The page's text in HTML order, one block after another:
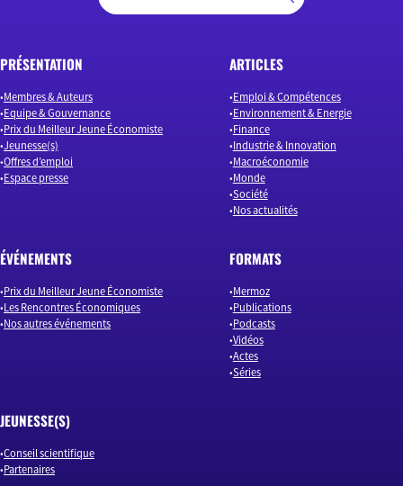
PRÉSENTATION
Membres & Auteurs
Equipe & Gouvernance
Prix du Meilleur Jeune Économiste
Jeunesse(s)
Offres d’emploi
Espace presse
ARTICLES
Emploi & Compétences
Environnement & Energie
Finance
Industrie & Innovation
Macroéconomie
Monde
Société
Nos actualités
ÉVÉNEMENTS
Prix du Meilleur Jeune Économiste
Les Rencontres Économiques
Nos autres événements
FORMATS
Mermoz
Publications
Podcasts
Vidéos
Actes
Séries
JEUNESSE(S)
Conseil scientifique
Partenaires